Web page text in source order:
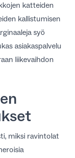
katteiden
kallistumisen
syö
asiakaspalvelu
liikevaihdon
miksi ravintolat